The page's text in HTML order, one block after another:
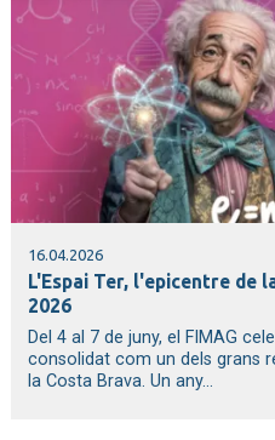
16.04.2026
L'Espai Ter, l'epicentre de
2026
Del 4 al 7 de juny, el FIMAG
consolidat com un dels grans
la Costa Brava. Un any...